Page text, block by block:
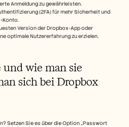
Anmeldung zu gewährleisten.
(2FA) für mehr Sicherheit und
Konto.
Version der Dropbox-App oder
optimale Nutzererfahrung zu erzielen.
wie man sie
sich bei Dropbox
Setzen Sie es über die Option „Passwort